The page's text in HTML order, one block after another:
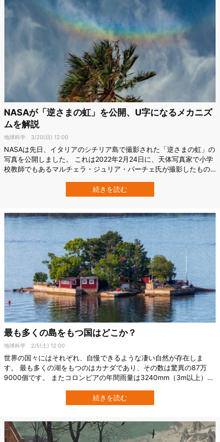
NASAが「逆さまの虹」を公開、U字になるメカニズ
ムを解説
地球科学 3/20(日) 12:00
NASAは先日、イタリアのシチリア島で撮影された「逆さまの虹」の
写真を公開しました。 これは2022年2月24日に、天体写真家で小学
校教師でもあるマルチェラ・ジュリア・パーチェ氏が撮影したもの
は、逆さまの虹ができるメカニズムを解説します。 逆さまの虹「環
天頂アーク」が撮影される Credit:Marcella Giulia Pace,A…
続きを読む
最も多くの島をもつ国はどこか？
地球科学 2/5(土) 12:00
世界の国々にはそれぞれ、自慢できるような凄い自然が存在しま
す。 最も多くの湖をもつのはカナダであり、その数は驚異の87万
9000個です。 またコロンビアの年間雨量は3240mm（3m以上）と
については、どの国が一番多いのでしょうか？ そんな疑問に答える
研究が過去に行われていたようです。 それによれば、第1位の国が持
続きを読む